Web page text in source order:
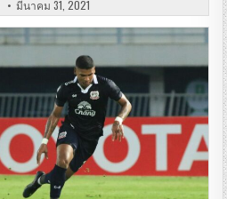
มีนาคม 31, 2021